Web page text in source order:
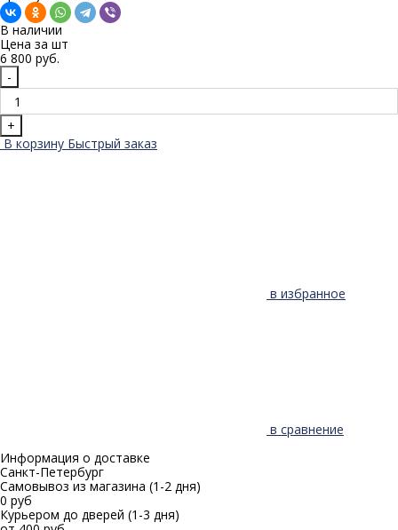
В наличии
Цена за шт
6 800 руб.
-
+
В корзину Быстрый заказ
в избранное
в сравнение
Информация о доставке
Санкт-Петербург
Самовывоз из магазина (1-2 дня)
0 руб
Курьером до дверей (1-3 дня)